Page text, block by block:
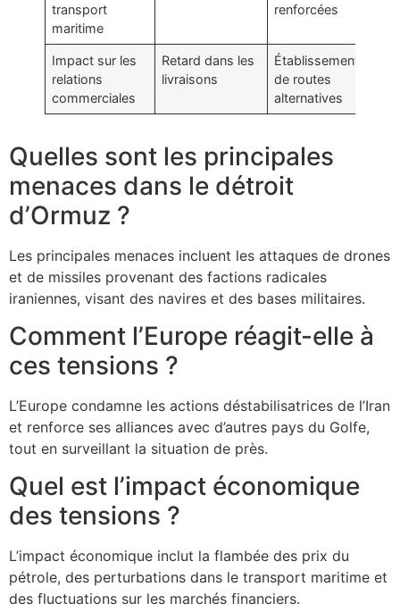
transport
maritime
renforcées
Impact sur les
relations
commerciales
Retard dans les
livraisons
Établissement
de routes
alternatives
Quelles sont les principales
menaces dans le détroit
d’Ormuz ?
Les principales menaces incluent les attaques de drones
et de missiles provenant des factions radicales
iraniennes, visant des navires et des bases militaires.
Comment l’Europe réagit-elle à
ces tensions ?
L’Europe condamne les actions déstabilisatrices de l’Iran
et renforce ses alliances avec d’autres pays du Golfe,
tout en surveillant la situation de près.
Quel est l’impact économique
des tensions ?
L’impact économique inclut la flambée des prix du
pétrole, des perturbations dans le transport maritime et
des fluctuations sur les marchés financiers.